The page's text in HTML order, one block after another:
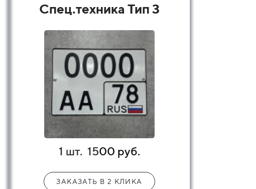
Спец.техника Тип 3
1 шт. 1500 руб.
ЗАКАЗАТЬ В 2 КЛИКА